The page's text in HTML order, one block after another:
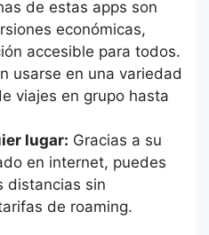
de estas apps son
económicas,
accesible para todos.
usarse en una variedad
viajes en grupo hasta
lugar: Gracias a su
en internet, puedes
distancias sin
de roaming.